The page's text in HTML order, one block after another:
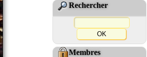
Rechercher
Membres